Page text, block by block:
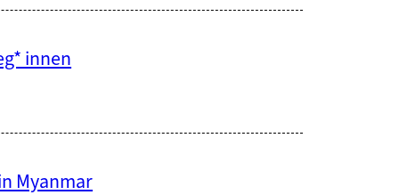
innen
Myanmar